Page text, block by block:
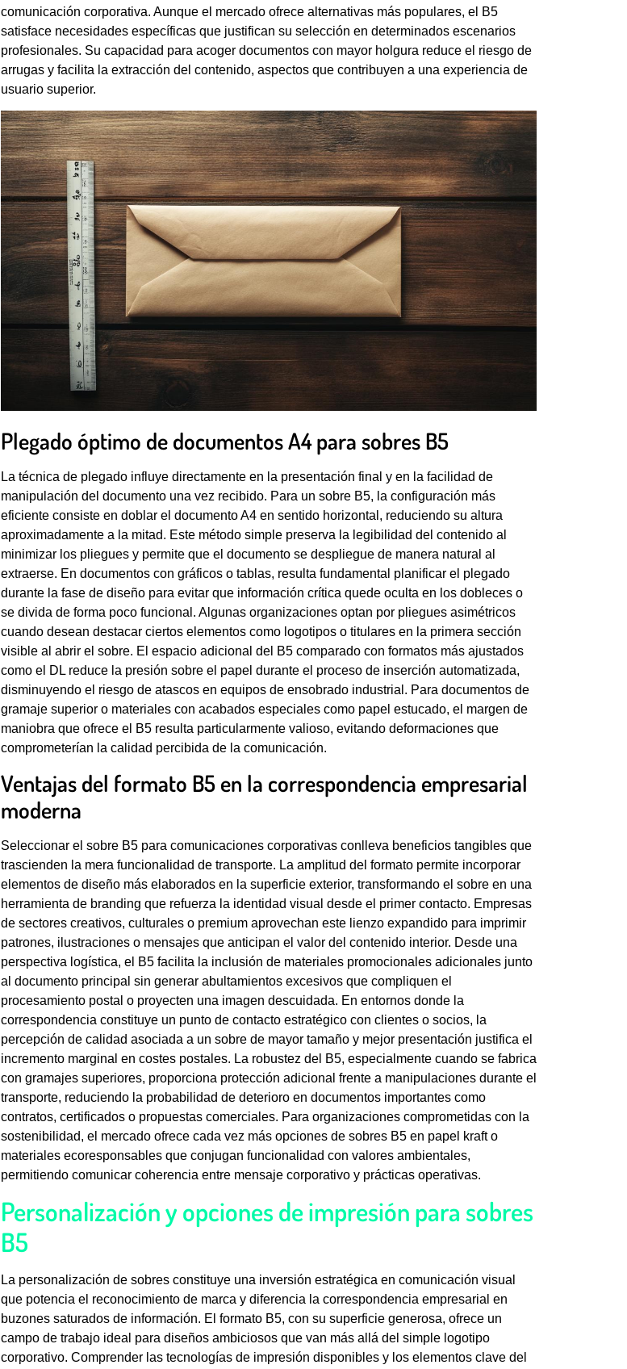
comunicación corporativa. Aunque el mercado ofrece alternativas más populares, el B5
satisface necesidades específicas que justifican su selección en determinados escenarios
profesionales. Su capacidad para acoger documentos con mayor holgura reduce el riesgo de
arrugas y facilita la extracción del contenido, aspectos que contribuyen a una experiencia de
usuario superior.
Plegado óptimo de documentos A4 para sobres B5
La técnica de plegado influye directamente en la presentación final y en la facilidad de
manipulación del documento una vez recibido. Para un sobre B5, la configuración más
eficiente consiste en doblar el documento A4 en sentido horizontal, reduciendo su altura
aproximadamente a la mitad. Este método simple preserva la legibilidad del contenido al
minimizar los pliegues y permite que el documento se despliegue de manera natural al
extraerse. En documentos con gráficos o tablas, resulta fundamental planificar el plegado
durante la fase de diseño para evitar que información crítica quede oculta en los dobleces o
se divida de forma poco funcional. Algunas organizaciones optan por pliegues asimétricos
cuando desean destacar ciertos elementos como logotipos o titulares en la primera sección
visible al abrir el sobre. El espacio adicional del B5 comparado con formatos más ajustados
como el DL reduce la presión sobre el papel durante el proceso de inserción automatizada,
disminuyendo el riesgo de atascos en equipos de ensobrado industrial. Para documentos de
gramaje superior o materiales con acabados especiales como papel estucado, el margen de
maniobra que ofrece el B5 resulta particularmente valioso, evitando deformaciones que
comprometerían la calidad percibida de la comunicación.
Ventajas del formato B5 en la correspondencia empresarial
moderna
Seleccionar el sobre B5 para comunicaciones corporativas conlleva beneficios tangibles que
trascienden la mera funcionalidad de transporte. La amplitud del formato permite incorporar
elementos de diseño más elaborados en la superficie exterior, transformando el sobre en una
herramienta de branding que refuerza la identidad visual desde el primer contacto. Empresas
de sectores creativos, culturales o premium aprovechan este lienzo expandido para imprimir
patrones, ilustraciones o mensajes que anticipan el valor del contenido interior. Desde una
perspectiva logística, el B5 facilita la inclusión de materiales promocionales adicionales junto
al documento principal sin generar abultamientos excesivos que compliquen el
procesamiento postal o proyecten una imagen descuidada. En entornos donde la
correspondencia constituye un punto de contacto estratégico con clientes o socios, la
percepción de calidad asociada a un sobre de mayor tamaño y mejor presentación justifica el
incremento marginal en costes postales. La robustez del B5, especialmente cuando se fabrica
con gramajes superiores, proporciona protección adicional frente a manipulaciones durante el
transporte, reduciendo la probabilidad de deterioro en documentos importantes como
contratos, certificados o propuestas comerciales. Para organizaciones comprometidas con la
sostenibilidad, el mercado ofrece cada vez más opciones de sobres B5 en papel kraft o
materiales ecoresponsables que conjugan funcionalidad con valores ambientales,
permitiendo comunicar coherencia entre mensaje corporativo y prácticas operativas.
Personalización y opciones de impresión para sobres
B5
La personalización de sobres constituye una inversión estratégica en comunicación visual
que potencia el reconocimiento de marca y diferencia la correspondencia empresarial en
buzones saturados de información. El formato B5, con su superficie generosa, ofrece un
campo de trabajo ideal para diseños ambiciosos que van más allá del simple logotipo
corporativo. Comprender las tecnologías de impresión disponibles y los elementos clave del